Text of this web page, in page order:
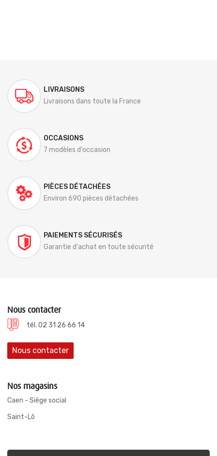
LIVRAISONS
Livraisons dans toute la France
OCCASIONS
7 modèles d'occasion
PIÈCES DÉTACHÉES
Environ 690 pièces détachées
PAIEMENTS SÉCURISÉS
Garantie d'achat en toute sécurité
Nous contacter
tél. 02 31 26 66 14
Nous contacter
Nos magasins
Caen - Siège social
Saint-Lô